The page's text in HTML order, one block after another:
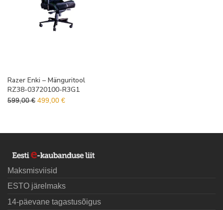
Razer Enki – Mänguritool
RZ38-03720100-R3G1
599,00€ Algne hind oli: 599,00 €.
499,00 €Praegune hind on: 499,00 €.
Maksmisviisid
ESTO järelmaks
14-päevane tagastusõigus